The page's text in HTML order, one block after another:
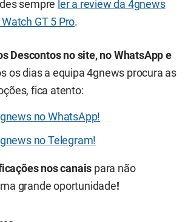
sempre ler a review da 4gnews
GT 5 Pro.
Descontos no site, no WhatsApp e
os dias a equipa 4gnews procura as
fica atento:
no WhatsApp!
no Telegram!
nos canais para não
grande oportunidade!